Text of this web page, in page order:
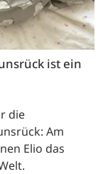
ist ein
die
Am
Elio das